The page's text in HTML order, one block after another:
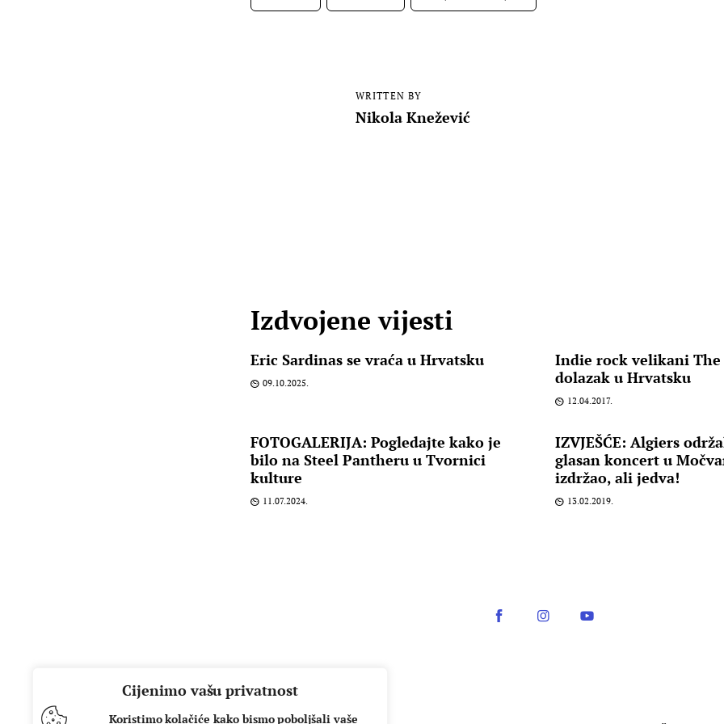
Cijenimo vašu privatnost
Koristimo kolačiće kako bismo poboljšali vaše
WRITTEN BY
Nikola Knežević
Izdvojene vijesti
Eric Sardinas se vraća u Hrvatsku
09.10.2025.
Indie rock velikani
dolazak u Hrvatsku
12.04.2017.
FOTOGALERIJA: Pogledajte kako je
bilo na Steel Pantheru u Tvornici
kulture
11.07.2024.
IZVJEŠĆE: Algiers
glasan koncert u
izdržao, ali jedva!
13.02.2019.